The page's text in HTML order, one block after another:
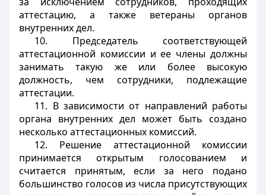
аттестацию, а также ветераны органов
внутренних дел.
10. Председатель соответствующей
аттестационной комиссии и ее члены должны
занимать такую же или более высокую
должность, чем сотрудники, подлежащие
аттестации.
11. В зависимости от направлений работы
органа внутренних дел может быть создано
несколько аттестационных комиссий.
12. Решение аттестационной комиссии
принимается открытым голосованием и
считается принятым, если за него подано
большинство голосов из числа присутствующих